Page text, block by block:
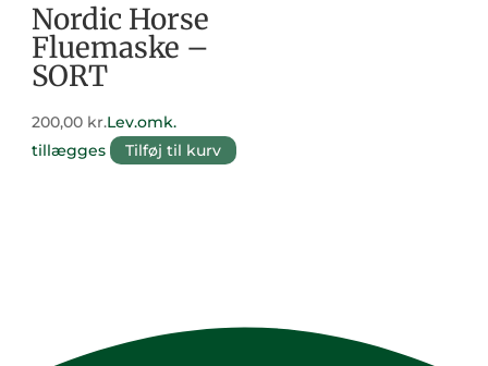
Nordic Horse
Fluemaske –
SORT
200,00 kr.Lev.omk.
tillægges
Tilføj til kurv